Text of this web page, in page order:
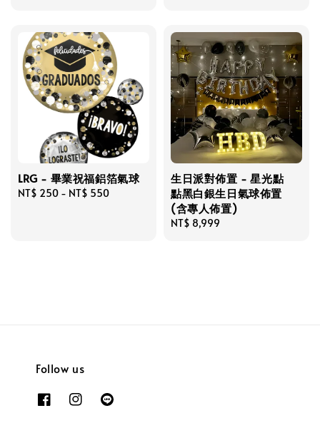
LRG - 畢業祝福鋁箔氣球
Regular
NT$ 250 - NT$ 550
生日派對佈置 - 星光點
點黑白銀生日氣球佈置
(含專人佈置)
Regular
NT$ 8,999
Follow us